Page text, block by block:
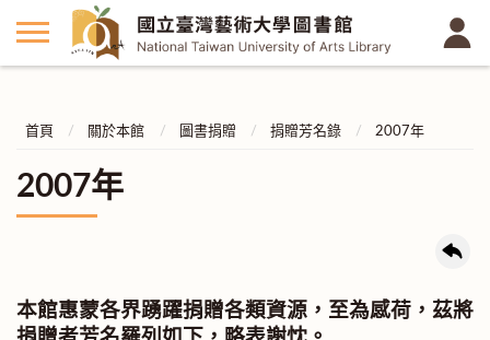
首頁 關於本館 圖書捐贈 捐贈芳名錄 2007年
2007年
本館惠蒙各界踴躍捐贈各類資源，至為感荷，茲將